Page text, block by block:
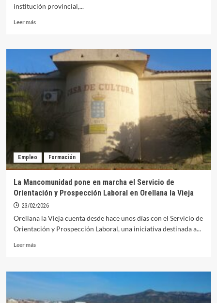
institución provincial,...
Leer másLeer
Orellana
ya
con
Periurbano
de
Incendios
Empleo Formación
La Mancomunidad pone en marcha el Servicio de
Orientación y Prospección Laboral en Orellana la Vieja
23/02/2026
Orellana la Vieja cuenta desde hace unos días con el Servicio de
Orientación y Prospección Laboral, una iniciativa destinada a...
Leer másLeer
La
en